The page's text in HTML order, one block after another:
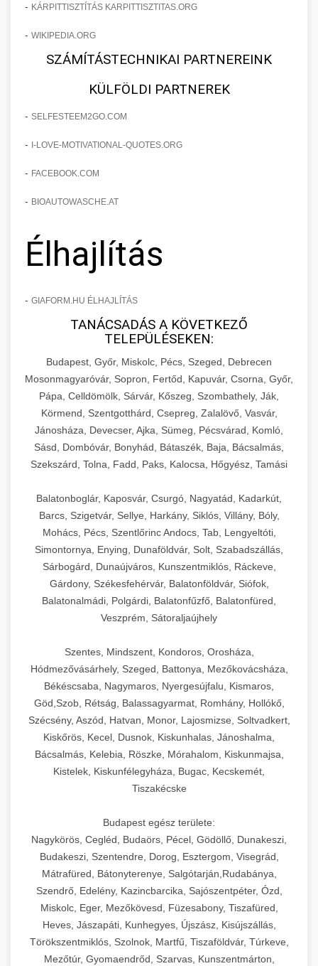
- KÁRPITTISZTÍTÁS KARPITTISZTITAS.ORG
- WIKIPEDIA.ORG
SZÁMÍTÁSTECHNIKAI PARTNEREINK
KÜLFÖLDI PARTNEREK
- SELFESTEEM2GO.COM
- I-LOVE-MOTIVATIONAL-QUOTES.ORG
- FACEBOOK.COM
- BIOAUTOWASCHE.AT
Élhajlítás
- GIAFORM.HU ÉLHAJLÍTÁS
TANÁCSADÁS A KÖVETKEZŐ
TELEPÜLÉSEKEN:
Budapest, Győr, Miskolc, Pécs, Szeged, Debrecen
Mosonmagyaróvár, Sopron, Fertőd, Kapuvár, Csorna, Győr,
Pápa, Celldömölk, Sárvár, Kőszeg, Szombathely, Ják,
Körmend, Szentgotthárd, Csepreg, Zalalövő, Vasvár,
Jánosháza, Devecser, Ajka, Sümeg, Pécsvárad, Komló,
Sásd, Dombóvár, Bonyhád, Bátaszék, Baja, Bácsalmás,
Szekszárd, Tolna, Fadd, Paks, Kalocsa, Hőgyész, Tamási
Balatonboglár, Kaposvár, Csurgó, Nagyatád, Kadarkút,
Barcs, Szigetvár, Sellye, Harkány, Siklós, Villány, Bóly,
Mohács, Pécs, Szentlőrinc Andocs, Tab, Lengyeltóti,
Simontornya, Enying, Dunaföldvár, Solt, Szabadszállás,
Sárbogárd, Dunaújváros, Kunszentmiklós, Ráckeve,
Gárdony, Székesfehérvár, Balatonföldvár, Siófok,
Balatonalmádi, Polgárdi, Balatonfűzfő, Balatonfüred,
Veszprém, Sátoraljaújhely
Szentes, Mindszent, Kondoros, Orosháza,
Hódmezővásárhely, Szeged, Battonya, Mezőkovácsháza,
Békéscsaba, Nagymaros, Nyergesújfalu, Kismaros,
Göd,Szob, Rétság, Balassagyarmat, Romhány, Hollókő,
Szécsény, Aszód, Hatvan, Monor, Lajosmizse, Soltvadkert,
Kiskőrös, Kecel, Dusnok, Kiskunhalas, Jánoshalma,
Bácsalmás, Kelebia, Röszke, Mórahalom, Kiskunmajsa,
Kistelek, Kiskunfélegyháza, Bugac, Kecskemét,
Tiszakécske
Budapest egész területe:
Nagykörös, Cegléd, Budaörs, Pécel, Gödöllő, Dunakeszi,
Budakeszi, Szentendre, Dorog, Esztergom, Visegrád,
Mátrafüred, Bátonyterenye, Salgótarján,Rudabánya,
Szendrő, Edelény, Kazincbarcika, Sajószentpéter, Ózd,
Miskolc, Eger, Mezőkövesd, Füzesabony, Tiszafüred,
Heves, Jászapáti, Kunhegyes, Újszász, Kisújszállás,
Törökszentmiklós, Szolnok, Martfű, Tiszaföldvár, Túrkeve,
Mezőtúr, Gyomaendrőd, Szarvas, Kunszentmárton,